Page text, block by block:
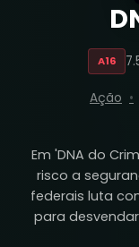
A16
Ação
Em 'DNA do
risco a
federais luta
para